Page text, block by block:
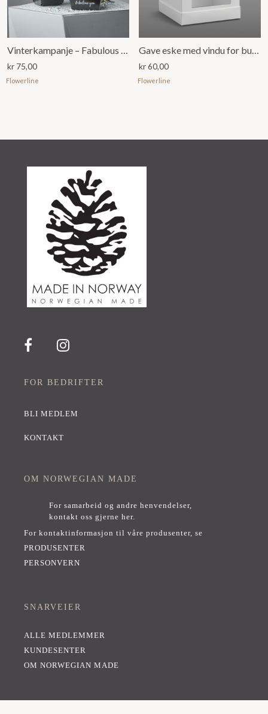
Vinterkampanje – Fabulous You
kr 75,00
Flowerline
Gave eske med vindu for bukett eller dekorasjon, Hvit
kr60,00
Flowerline
FOR BEDRIFTER
BLI MEDLEM
KONTAKT
OM NORWEGIAN MADE
For samarbeid og andre henvendelser,
kontakt oss gjerne her.
For kontaktinformasjon til våre produsenter, se
PRODUSENTER
PERSONVERN
SNARVEIER
ALLE MEDLEMMER
KUNDESENTER
OM NORWEGIAN MADE